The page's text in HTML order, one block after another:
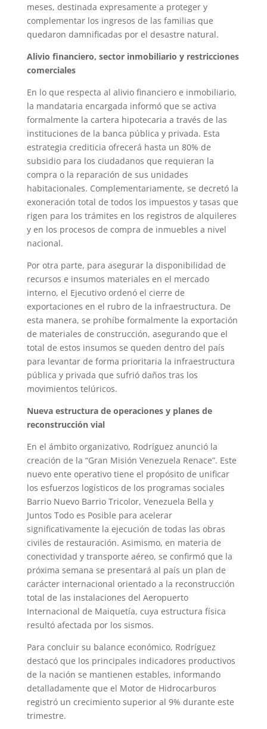
meses, destinada expresamente a proteger y
complementar los ingresos de las familias que
quedaron damnificadas por el desastre natural.
Alivio financiero, sector inmobiliario y restricciones
comerciales
En lo que respecta al alivio financiero e inmobiliario,
la mandataria encargada informó que se activa
formalmente la cartera hipotecaria a través de las
instituciones de la banca pública y privada. Esta
estrategia crediticia ofrecerá hasta un 80% de
subsidio para los ciudadanos que requieran la
compra o la reparación de sus unidades
habitacionales. Complementariamente, se decretó la
exoneración total de todos los impuestos y tasas que
rigen para los trámites en los registros de alquileres
y en los procesos de compra de inmuebles a nivel
nacional.
Por otra parte, para asegurar la disponibilidad de
recursos e insumos materiales en el mercado
interno, el Ejecutivo ordenó el cierre de
exportaciones en el rubro de la infraestructura. De
esta manera, se prohíbe formalmente la exportación
de materiales de construcción, asegurando que el
total de estos insumos se queden dentro del país
para levantar de forma prioritaria la infraestructura
pública y privada que sufrió daños tras los
movimientos telúricos.
Nueva estructura de operaciones y planes de
reconstrucción vial
En el ámbito organizativo, Rodríguez anunció la
creación de la “Gran Misión Venezuela Renace”. Este
nuevo ente operativo tiene el propósito de unificar
los esfuerzos logísticos de los programas sociales
Barrio Nuevo Barrio Tricolor, Venezuela Bella y
Juntos Todo es Posible para acelerar
significativamente la ejecución de todas las obras
civiles de restauración. Asimismo, en materia de
conectividad y transporte aéreo, se confirmó que la
próxima semana se presentará al país un plan de
carácter internacional orientado a la reconstrucción
total de las instalaciones del Aeropuerto
Internacional de Maiquetía, cuya estructura física
resultó afectada por los sismos.
Para concluir su balance económico, Rodríguez
destacó que los principales indicadores productivos
de la nación se mantienen estables, informando
detalladamente que el Motor de Hidrocarburos
registró un crecimiento superior al 9% durante este
trimestre.